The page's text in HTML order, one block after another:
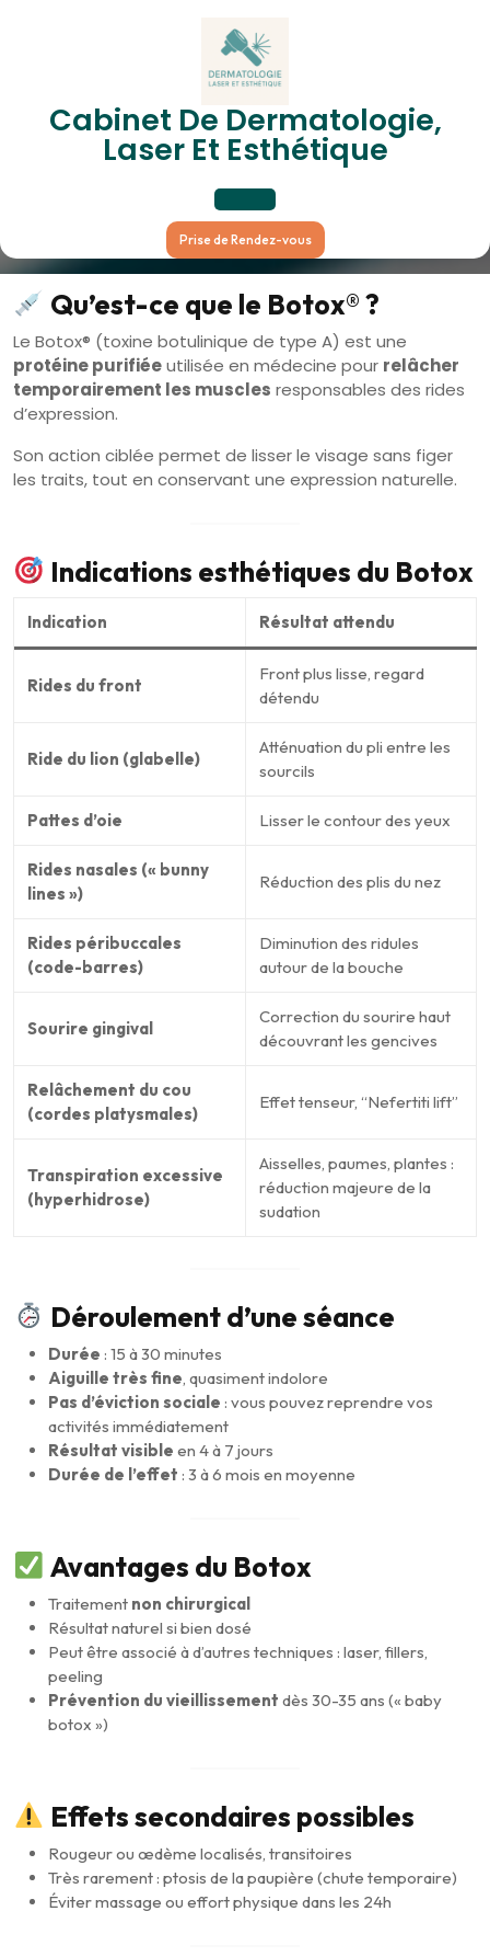
Cabinet De Dermatologie,
Laser Et Esthétique
Open
Button
Prise de Rendez-vous
Botox – Rides, Transpiration
Et Prévention Du Vieillissement
Qu’est-ce que le Botox® ?
Le Botox® (toxine botulinique de type A) est une
protéine purifiéeutilisée en médecine pour relâcher
temporairement les muscles responsables des rides
d’expression.
Son action ciblée permet de lisser le visage sans figer
les traits, tout en conservant une expression naturelle.
Indications esthétiques du Botox
Indication Résultat attendu
Rides du front
Front plus lisse, regard
détendu
Ride du lion (glabelle)
Atténuation du pli entre les
sourcils
Pattes d’oie Lisser le contour des yeux
Rides nasales (« bunny
lines »)
Réduction des plis du nez
Rides péribuccales
(code-barres)
Diminution des ridules
autour de la bouche
Sourire gingival
Correction du sourire haut
découvrant les gencives
Relâchement du cou
(cordes platysmales)
Effet tenseur, “Nefertiti lift”
Transpiration excessive
(hyperhidrose)
Aisselles, paumes, plantes :
réduction majeure de la
sudation
Déroulement d’une séance
Durée : 15 à 30 minutes
Aiguille très fine , quasiment indolore
Pas d’éviction sociale : vous pouvez reprendre vos
activités immédiatement
Résultat visible en 4 à 7 jours
Durée de l’effet : 3 à 6 mois en moyenne
Avantages du Botox
Traitement non chirurgical
Résultat naturel si bien dosé
Peut être associé à d’autres techniques : laser, fillers,
peeling
Prévention du vieillissement dès 30-35 ans (« baby
botox »)
Effets secondaires possibles
Rougeur ou œdème localisés, transitoires
Très rarement : ptosis de la paupière (chute temporaire)
Éviter massage ou effort physique dans les 24h